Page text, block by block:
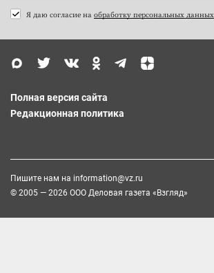
Я даю согласие на обработку персональных данных
Полная версия сайта
Редакционная политика
Пишите нам на information@vz.ru
© 2005 — 2026 ООО Деловая газета «Взгляд»